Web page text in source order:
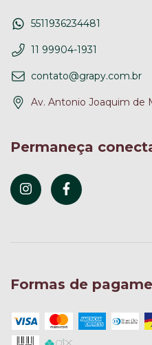
5511936234481
11 99904-1931
contato@grapy.com.br
Av. Antonio Joaquim de
Permaneça
Formas de